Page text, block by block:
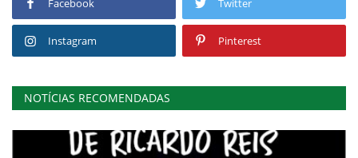
Facebook Twitter
Instagram Pinterest
NOTÍCIAS RECOMENDADAS